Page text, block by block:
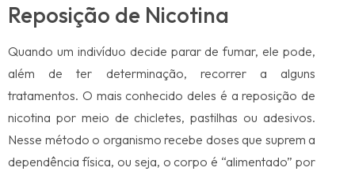
Reposição de Nicotina
Quando um indivíduo decide parar de fumar, ele pode,
além de ter determinação, recorrer a alguns
tratamentos. O mais conhecido deles é a reposição de
nicotina por meio de chicletes, pastilhas ou adesivos.
Nesse método o organismo recebe doses que suprem a
dependência física, ou seja, o corpo é “alimentado” por